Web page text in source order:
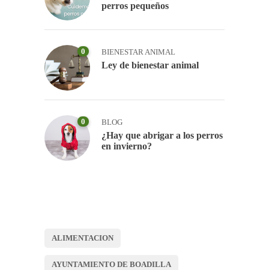
perros pequeños
0 BIENESTAR ANIMAL
Ley de bienestar animal
0 BLOG
¿Hay que abrigar a los perros
en invierno?
ALIMENTACION
AYUNTAMIENTO DE BOADILLA